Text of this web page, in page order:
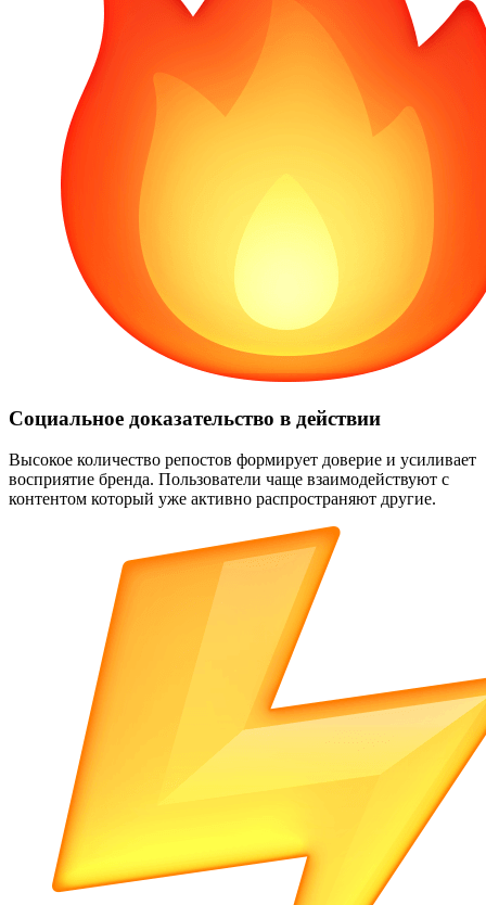
Социальное доказательство в действии
Высокое количество репостов формирует доверие и усиливает
восприятие бренда. Пользователи чаще взаимодействуют с
контентом который уже активно распространяют другие.